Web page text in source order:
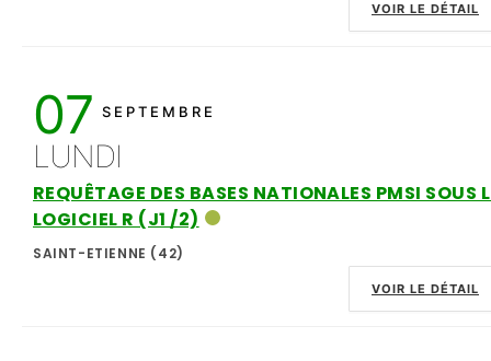
VOIR LE DÉTAIL
07 SEPTEMBRE
LUNDI
REQUÊTAGE DES BASES NATIONALES PMSI SOUS
LOGICIEL R (J1 /2)
SAINT-ETIENNE (42)
VOIR LE DÉTAIL